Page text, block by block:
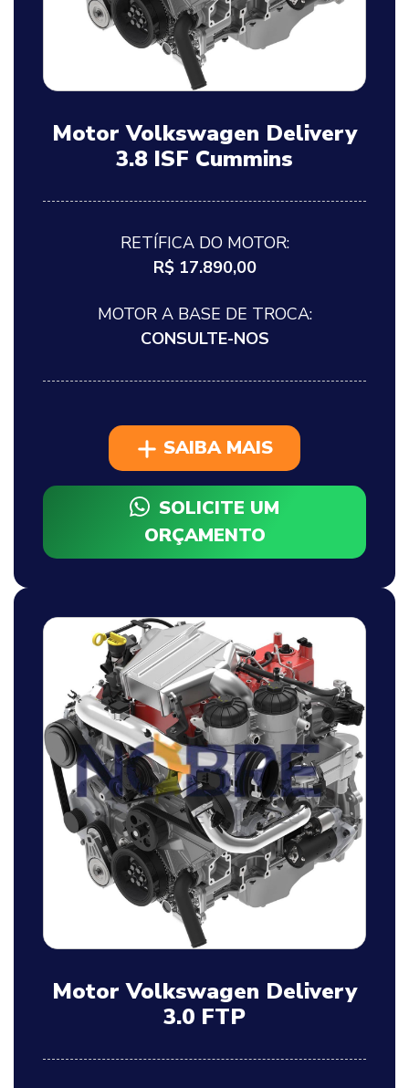
Motor Volkswagen Delivery
3.8 ISF Cummins
RETÍFICA DO MOTOR:
R$ 17.890,00
MOTOR A BASE DE TROCA:
CONSULTE-NOS
SAIBA MAIS
SOLICITE UM
ORÇAMENTO
Motor Volkswagen Delivery
3.0 FTP